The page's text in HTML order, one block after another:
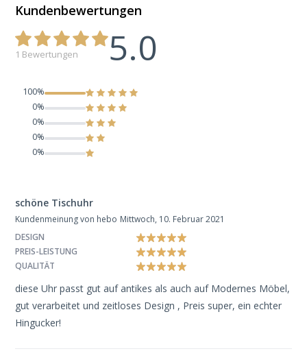
Kundenbewertungen
1 Bewertungen 5.0
100%
0%
0%
0%
0%
schöne Tischuhr
Kundenmeinung von hebo Mittwoch, 10. Februar 2021
DESIGN
PREIS-LEISTUNG
QUALITÄT
diese Uhr passt gut auf antikes als auch auf Modernes Möbel,
gut verarbeitet und zeitloses Design , Preis super, ein echter
Hingucker!